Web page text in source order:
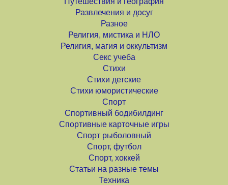
Развлечения и досуг
Разное
Религия, мистика и НЛО
Религия, магия и оккультизм
Секс учеба
Стихи
Стихи детские
Стихи юмористические
Спорт
Спортивный бодибилдинг
Спортивные карточные игры
Спорт рыболовный
Спорт, футбол
Спорт, хоккей
Статьи на разные темы
Техника